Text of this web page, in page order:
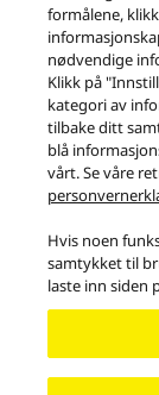
Produkter
Facebook X
Retningslinjer
formålene,
nødvendige
Klikk på
kategori av
tilbake ditt
blå
vårt. Se våre
Hvis noen
samtykket til
laste inn siden